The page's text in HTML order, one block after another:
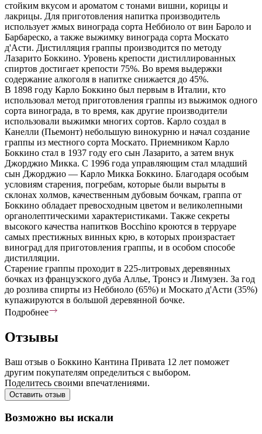
стойким вкусом и ароматом с тонами вишни, корицы и
лакрицы. Для приготовления напитка производитель
использует жмых винограда сорта Неббиоло от вин Бароло и
Барбареско, а также выжимку винограда сорта Москато
д'Асти. Дистилляция граппы производится по методу
Лазарито Боккино. Уровень крепости дистиллированных
спиртов достигает крепости 75%. Во время выдержки
содержание алкоголя в напитке снижается до 45%.
В 1898 году Карло Боккино был первым в Италии, кто
использовал метод приготовления граппы из выжимок одного
сорта винограда, в то время, как другие производители
использовали выжимки многих сортов. Карло создал в
Канелли (Пьемонт) небольшую винокурню и начал создание
граппы из местного сорта Москато. Приемником Карло
Боккино стал в 1937 году его сын Лазарито, а затем внук
Джорджио Микка. С 1996 года управляющим стал младший
сын Джорджио — Карло Микка Боккино. Благодаря особым
условиям старения, погребам, которые были вырыты в
склонах холмов, качественным дубовым бочкам, граппа от
Боккино обладает превосходным цветом и великолепными
органолептическими характеристиками. Также секреты
высокого качества напитков Bocchino кроются в терруаре
самых престижных винных крю, в которых произрастает
виноград для приготовления граппы, и в особом способе
дистилляции.
Старение граппы проходит в 225-литровых деревянных
бочках из французского дуба Аллье, Тронсэ и Лимузен. За год
до розлива спирты из Неббиоло (65%) и Москато д'Асти (35%)
купажируются в большой деревянной бочке.
Подробнее
Отзывы
Ваш отзыв о Боккино Кантина Привата 12 лет поможет
другим покупателям определиться с выбором.
Поделитесь своими впечатлениями.
Оставить отзыв
Возможно вы искали